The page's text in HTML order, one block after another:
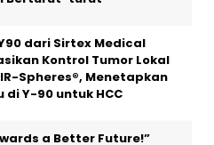
dari Sirtex Medical
Kontrol Tumor Lokal
Spheres®, Menetapkan
di Y-90 untuk HCC
a Better Future!”